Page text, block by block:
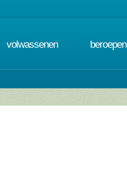
volwassenen beroepen